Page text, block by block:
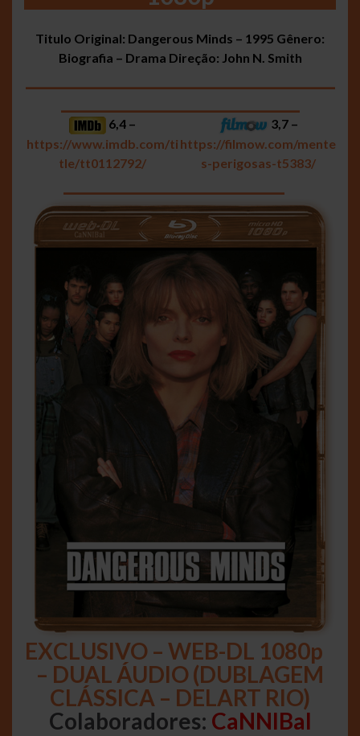
Titulo Original: Dangerous Minds – 1995 Gênero:
Biografia – Drama Direção: John N. Smith
6,4 –
https://www.imdb.com/ti
tle/tt0112792/
3,7 –
https://filmow.com/mente
s-perigosas-t5383/
EXCLUSIVO – WEB-DL 1080p
– DUAL ÁUDIO (DUBLAGEM
CLÁSSICA – DELART RIO)
Colaboradores: CaNNIBal